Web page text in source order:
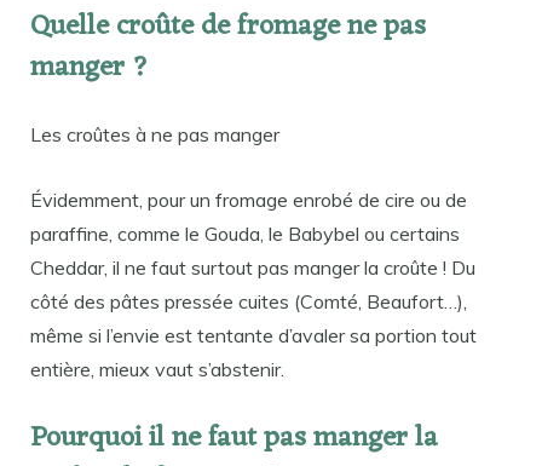
Quelle croûte de fromage ne pas
manger ?
Les croûtes à ne pas manger
Évidemment, pour un fromage enrobé de cire ou de
paraffine, comme le Gouda, le Babybel ou certains
Cheddar, il ne faut surtout pas manger la croûte ! Du
côté des pâtes pressée cuites (Comté, Beaufort…),
même si l’envie est tentante d’avaler sa portion tout
entière, mieux vaut s’abstenir.
Pourquoi il ne faut pas manger la